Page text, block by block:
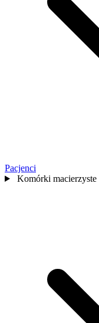
Pacjenci
Komórki macierzyste